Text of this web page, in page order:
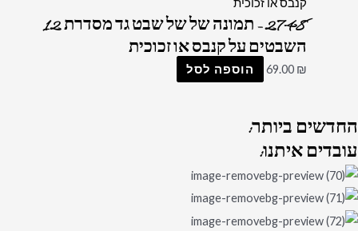
2748 – תמונה של של שבט גד מסדרת 12
השבטים על קנבס או זכוכית
69.00 ₪ הוספה לסל
החדשיםביותר:
עובדיםאיתנו: